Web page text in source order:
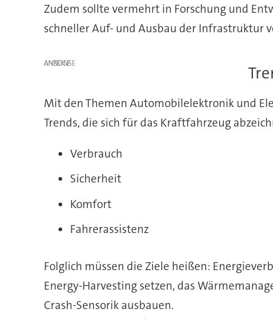
Zudem sollte vermehrt in Forschung und
schneller Auf- und Ausbau der Infrastruktur
ANZEIGE
Mit den Themen Automobilelektronik und
Trends, die sich für das Kraftfahrzeug
Verbrauch
Sicherheit
Komfort
Fahrerassistenz
Folglich müssen die Ziele heißen:
Energy-Harvesting setzen, das
Crash-Sensorik ausbauen.